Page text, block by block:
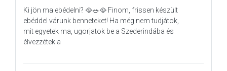
Ki jön ma ebédelni? 🥘🥗🥘 Finom, frissen készült
ebéddel várunk benneteket! Ha még nem tudjátok,
mit egyetek ma, ugorjatok be a Szederindába és
élvezzétek a